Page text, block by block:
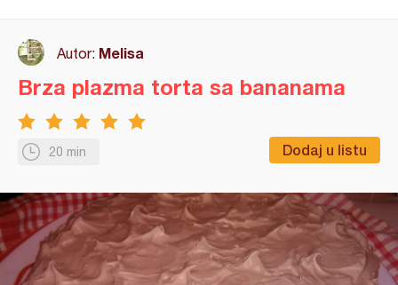
Autor: Melisa
20 min Dodaj u listu
Brza plazma torta sa bananama